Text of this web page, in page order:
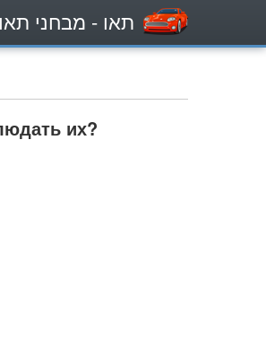
תאו - מבחני
их?